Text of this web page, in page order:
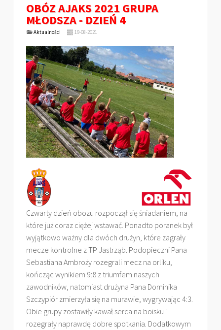
OBÓZ AJAKS 2021 GRUPA
MŁODSZA - DZIEŃ 4
Aktualności 19-08-2021
Czwarty dzień obozu rozpoczął się śniadaniem, na
które już coraz ciężej wstawać. Ponadto poranek był
wyjątkowo ważny dla dwóch drużyn, które zagrały
mecze kontrolne z TP Jastrząb. Podopieczni Pana
Sebastiana Ambroży rozegrali mecz na orliku,
kończąc wynikiem 9:8 z triumfem naszych
zawodników, natomiast drużyna Pana Dominika
Szczypiór zmierzyła się na murawie, wygrywając 4:3.
Obie grupy zostawiły kawał serca na boisku i
rozegrały naprawdę dobre spotkania. Dodatkowym